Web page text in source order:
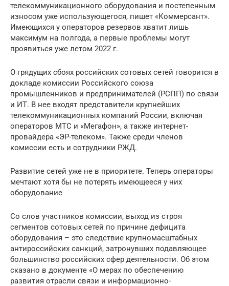
телекоммуникационного оборудования и постепенным
износом уже использующегося, пишет «Коммерсант».
Имеющихся у операторов резервов хватит лишь
максимум на полгода, а первые проблемы могут
проявиться уже летом 2022 г.
О грядущих сбоях российских сотовых сетей говорится в
докладе комиссии Российского союза
промышленников и предпринимателей (РСПП) по связи
и ИТ. В нее входят представители крупнейших
телекоммуникационных компаний России, включая
операторов МТС и «Мегафон», а также интернет-
провайдера «ЭР-телеком». Также среди членов
комиссии есть и сотрудники РЖД.
Развитие сетей уже не в приоритете. Теперь операторы
мечтают хотя бы не потерять имеющееся у них
оборудование
Со слов участников комиссии, выход из строя
сегментов сотовых сетей по причине дефицита
оборудования – это следствие крупномасштабных
антироссийских санкций, затронувших подавляющее
большинство российских сфер деятельности. Об этом
сказано в документе «О мерах по обеспечению
развития отрасли связи и информационно-